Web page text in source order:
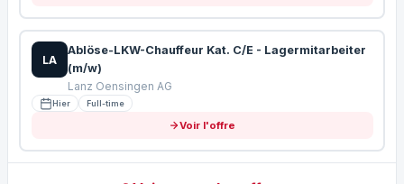
LA
Ablöse-LKW-Chauffeur Kat. C/E - Lagermitarbeiter
(m/w)
Lanz Oensingen AG
Hier Full-time
Voir l'offre